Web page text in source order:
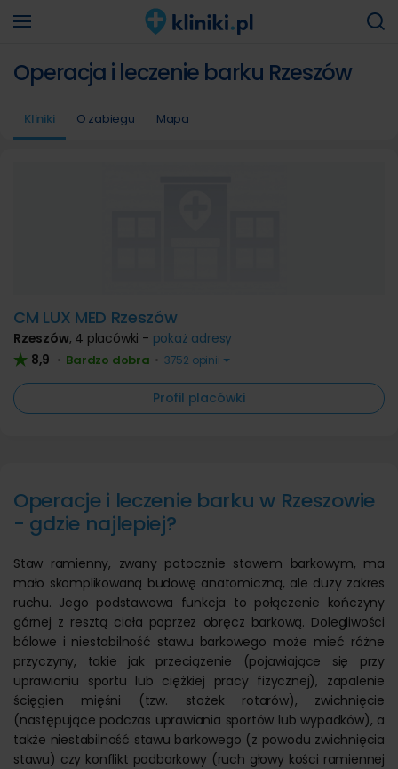
Operacja i leczenie barku Rzeszów
Kliniki O zabiegu Mapa
CM LUX MED Rzeszów
Rzeszów, 4 placówki - pokaż adresy
8,9 • Bardzo dobra • 3752 opinii
Profil placówki
Operacje i leczenie barku w Rzeszowie
- gdzie najlepiej?
Staw ramienny, zwany potocznie stawem barkowym, ma
mało skomplikowaną budowę anatomiczną, ale duży zakres
ruchu. Jego podstawowa funkcja to połączenie kończyny
górnej z resztą ciała poprzez obręcz barkową. Dolegliwości
bólowe i niestabilność stawu barkowego może mieć różne
przyczyny, takie jak przeciążenie (pojawiające się przy
uprawianiu sportu lub ciężkiej pracy fizycznej), zapalenie
ścięgien mięśni (tzw. stożek rotarów), zwichnięcie
(następujące podczas uprawiania sportów lub wypadków), a
także niestabilność stawu barkowego (z powodu zwichnięcia
stawu) czy konflikt podbarkowy (ruch głowy kości ramiennej